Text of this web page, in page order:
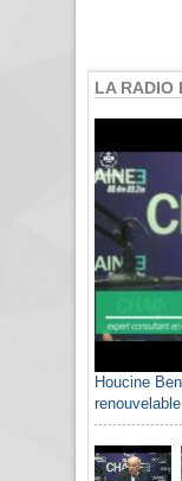
LA RADIO
Houcine
renouvelable